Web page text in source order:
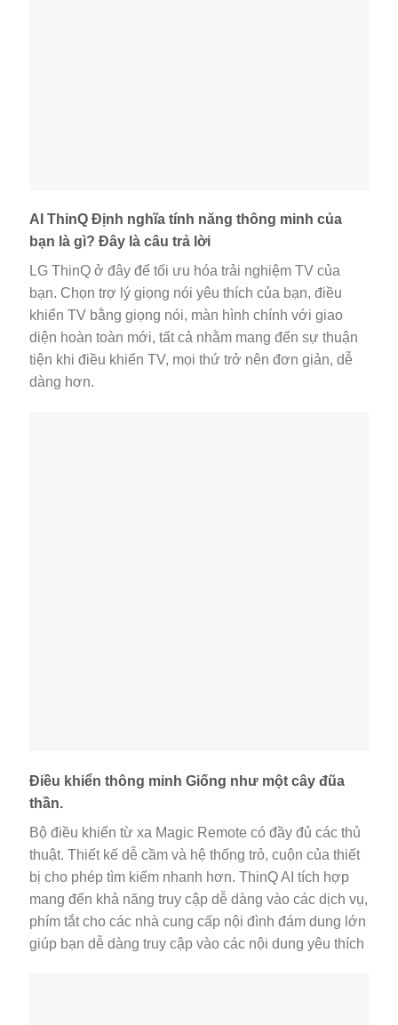
AI ThinQ Định nghĩa tính năng thông minh của
bạn là gì? Đây là câu trả lời
LG ThinQ ở đây để tối ưu hóa trải nghiệm TV của
bạn. Chọn trợ lý giọng nói yêu thích của bạn, điều
khiển TV bằng giọng nói, màn hình chính với giao
diện hoàn toàn mới, tất cả nhằm mang đến sự thuận
tiện khi điều khiển TV, mọi thứ trở nên đơn giản, dễ
dàng hơn.
Điều khiển thông minh Giống như một cây đũa
thần.
Bộ điều khiển từ xa Magic Remote có đầy đủ các thủ
thuật. Thiết kế dễ cầm và hệ thống trỏ, cuộn của thiết
bị cho phép tìm kiếm nhanh hơn. ThinQ AI tích hợp
mang đến khả năng truy cập dễ dàng vào các dịch vụ,
phím tắt cho các nhà cung cấp nội đình đám dung lớn
giúp bạn dễ dàng truy cập vào các nội dung yêu thích